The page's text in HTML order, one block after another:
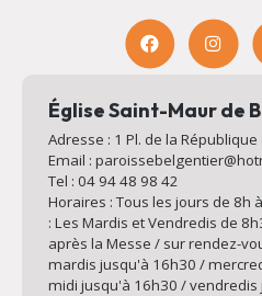
Église Saint-Maur de
Adresse : 1 Pl. de la
Email :
Tel : 04 94 48 98 42
Horaires : Tous les jours de 8h
: Les Mardis et Vendredis de
après la Messe / sur rendez-
mardis jusqu'à 16h30 /
midi jusqu'à 16h30 / vendredis